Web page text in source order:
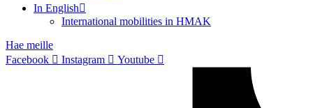
In English
International mobilities in HMAK
Hae meille
Facebook
Instagram Youtube